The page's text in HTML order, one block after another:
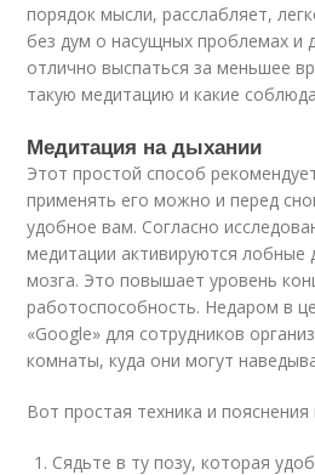
порядок мысли, расслабляет,
без дум о насущных проблемах и
отлично выспаться за меньшее
такую медитацию и какие
Медитация на дыхании
Этот простой способ
применять его можно и перед
удобное вам. Согласно
медитации активируются лобные
мозга. Это повышает уровень
работоспособность. Недаром в
«Google» для сотрудников
комнаты, куда они могут
Вот простая техника и пояснения
Сядьте в ту позу, которая